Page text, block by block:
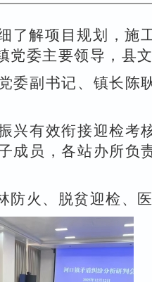
解项目规划，施
委主要领导，县
副书记、镇长陈
有效衔接迎检考
成员，各站办所负
火、脱贫迎检、医